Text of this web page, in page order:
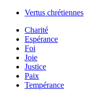
Vertus chrétiennes
Charité
Espérance
Foi
Joie
Justice
Paix
Tempérance